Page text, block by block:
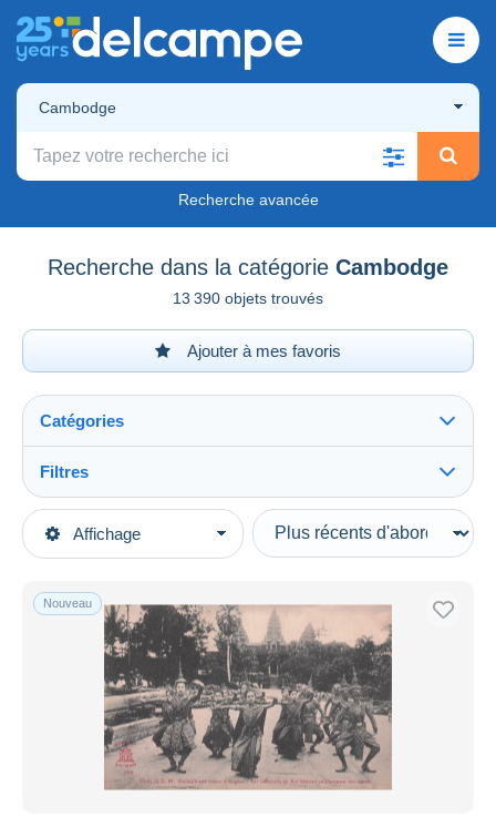
Cambodge
Recherche avancée
Recherche dans la catégorie Cambodge
13 390 objets trouvés
Ajouter à mes favoris
Affichage
Catégories
Catégories principales
Asie
Cambodge
Filtres
Types de vente
En cours
Prix fixes
Enchères avec offres
Enchères sans offres
Maisons de vente
Vendus
Toutes les durées
Nouveau